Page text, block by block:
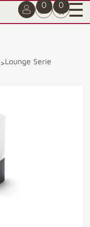
0 0
>Lounge Serie